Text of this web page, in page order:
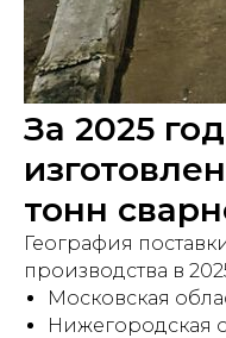
За 2025
тонн
География
производства в
Московская
Нижегородская